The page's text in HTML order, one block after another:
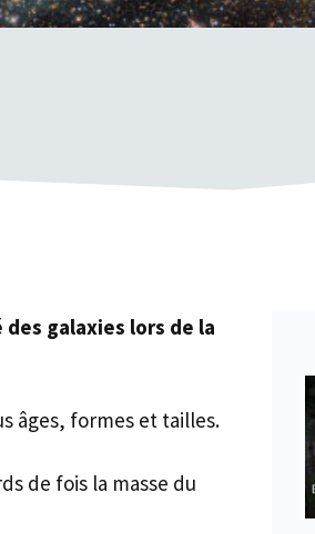
galaxies lors de la
âges, formes et tailles.
de fois la masse du